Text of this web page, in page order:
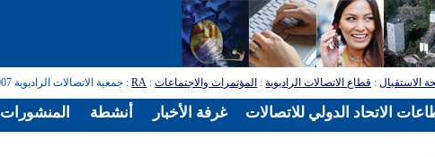
الاستقبال: قطاع الاتصالات الراديوية: المؤتمرات والاجتماعات:
RA: جمعية الاتصالات الراديوية 2007 (RA-07)
المنشورات أنشطة غرفة الأخبار الاتحاد الدولي للاتصالات